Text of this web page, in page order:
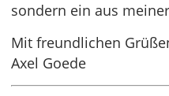
sondern ein aus
Mit freundlichen
Axel Goede